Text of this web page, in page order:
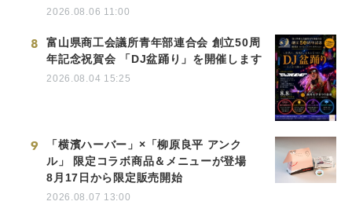
2026.08.06 11:00
8
富山県商工会議所青年部連合会 創立50周
年記念祝賀会 「DJ盆踊り」を開催します
2026.08.04 15:25
9
「横濱ハーバー」×「柳原良平 アンク
ル」 限定コラボ商品＆メニューが登場
8月17日から限定販売開始
2026.08.07 13:00